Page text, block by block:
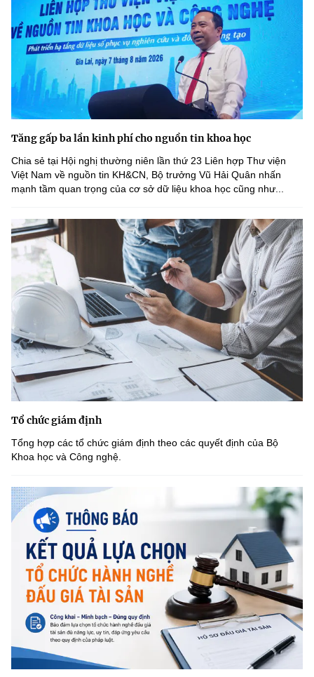
Tăng gấp ba lần kinh phí cho nguồn tin khoa học
Chia sẻ tại Hội nghị thường niên lần thứ 23 Liên hợp Thư viện
Việt Nam về nguồn tin KH&CN, Bộ trưởng Vũ Hải Quân nhấn
mạnh tầm quan trọng của cơ sở dữ liệu khoa học cũng như...
Tổ chức giám định
Tổng hợp các tổ chức giám định theo các quyết định của Bộ
Khoa học và Công nghệ.